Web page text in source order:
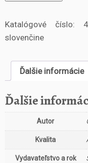
n
ž
s
í
p
d
Katalógové číslo:
slovenčine
Ďalšie informácie
Ďalšie
Autor
Kvalita
Vydavateľstvo a rok